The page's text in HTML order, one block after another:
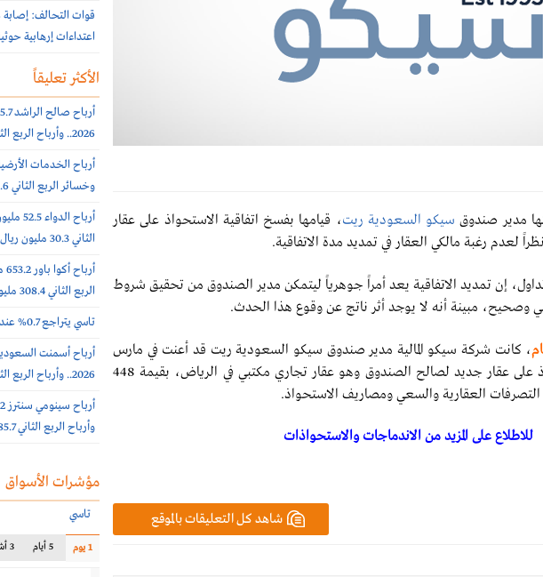
مدير صندوق سيكو السعودية ريت، قيامها بفسخ اتفاقية الاستحواذ على عقار
لعدم رغبة مالكي العقار في تمديد مدة الاتفاقية.
إن تمديد الاتفاقية يعد أمراً جوهرياً ليتمكن مدير الصندوق من تحقيق شروط
وصحيح، مبينة أنه لا يوجد أثر ناتج عن وقوع هذا الحدث.
، كانت شركة سيكو المالية مدير صندوق سيكو السعودية ريت قد أعنت في مارس
2022 توقيع اتفاقية للاستحواذ على عقار جديد لصالح الصندوق وهو عقار تجاري مكتبي في الرياض، بقيمة 448
العقارية والسعي ومصاريف الاستحواذ.
للاطلاع على المزيد من الاندماجات والاستحواذات
شاهد كل التعليقات بالموقع
اعتداءات إرهابية
الأكثر تعليقاً
2026.. وأرباح الربع الثانى 6.4 مليون ريال (-64%)
وخسائر الربع الثاني 56.6 مليون ريال
الثاني 30.3 مليون ريال (-65%)
الربع الثاني 308.4 مليون ريال
تاسي يتراجع 0.7% عند 10812 نقطة.. بتداولات 5.7 مليار ريال
2026.. وأرباح الربع الثاني 102 مليون ريال (+7%)
وأرباح الربع الثاني 385.7 مليون ريال
مؤشرات الأسواق
تاسي
1 يوم 5 أيام 3 أشهر